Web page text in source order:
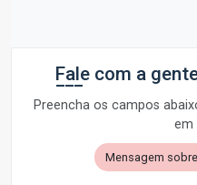
Fale com a
Preencha os campos
em
Mensagem